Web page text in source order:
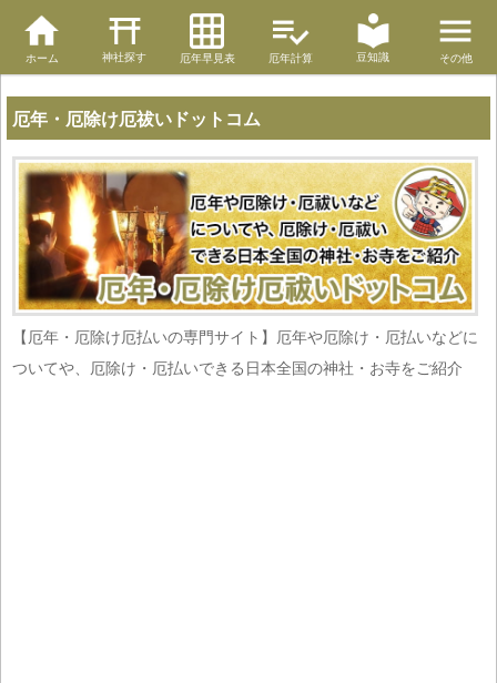
ホーム 神社探す 厄年早見表 厄年計算 豆知識 その他
厄年・厄除け厄祓いドットコム
【厄年・厄除け厄払いの専門サイト】厄年や厄除け・厄払いなどに
ついてや、厄除け・厄払いできる日本全国の神社・お寺をご紹介